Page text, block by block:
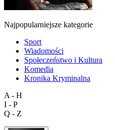
Najpopularniejsze kategorie
Sport
Wiadomości
Społeczeństwo i Kultura
Komedia
Kronika Kryminalna
A - H
I - P
Q - Z